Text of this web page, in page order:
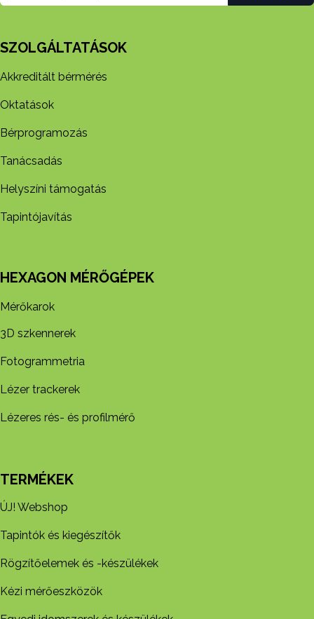
SZOLGÁLTATÁSOK
Akkreditált bérmérés
Oktatások
Bérprogramozás
Tanácsadás
Helyszíni támogatás
Tapintójavítás
HEXAGON MÉRŐGÉPEK
Mérőkarok
3D szkennerek
Fotogrammetria
Lézer trackerek
Lézeres rés- és profilmérő
TERMÉKEK
ÚJ! Webshop
Tapintók és kiegészítők
Rögzítőelemek és -készül​ékek
Kézi mérőeszközök